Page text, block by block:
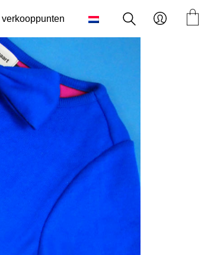
verkooppunten